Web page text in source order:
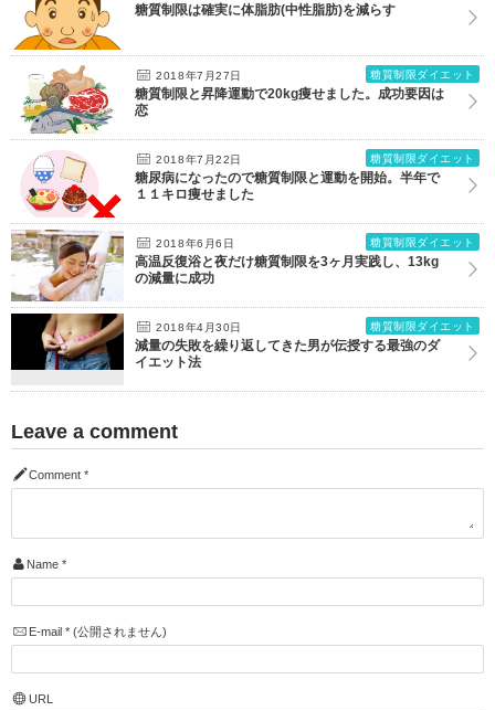
糖質制限は確実に体脂肪(中性脂肪)を減らす
2018年7月27日 糖質制限ダイエット
糖質制限と昇降運動で20kg痩せました。成功要因は
恋
2018年7月22日 糖質制限ダイエット
糖尿病になったので糖質制限と運動を開始。半年で
１１キロ痩せました
2018年6月6日 糖質制限ダイエット
高温反復浴と夜だけ糖質制限を3ヶ月実践し、13kg
の減量に成功
2018年4月30日 糖質制限ダイエット
減量の失敗を繰り返してきた男が伝授する最強のダ
イエット法
Leave a comment
Comment *
Name *
E-mail *(公開されません)
URL